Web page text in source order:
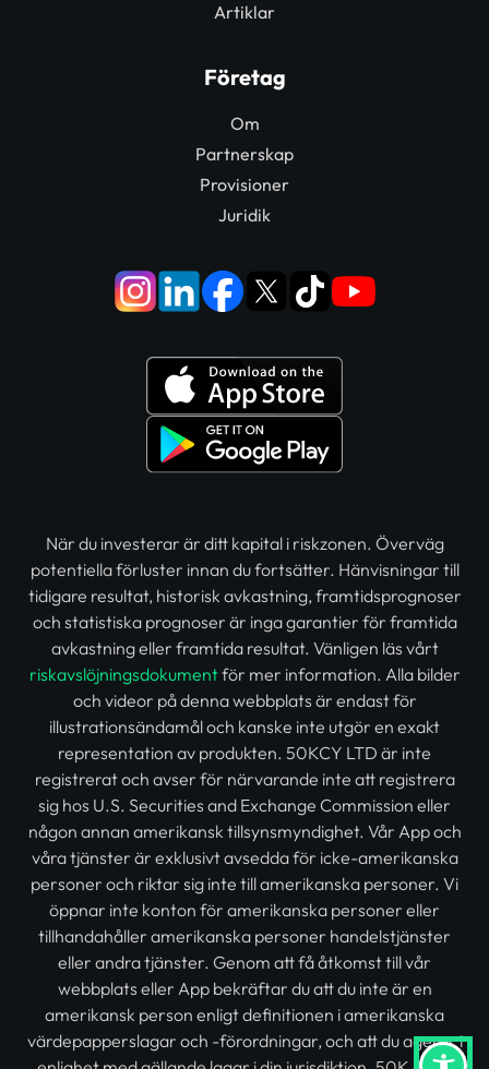
Artiklar
Företag
Om
Partnerskap
Provisioner
Juridik
När du investerar är ditt kapital i riskzonen. Överväg
potentiella förluster innan du fortsätter. Hänvisningar till
tidigare resultat, historisk avkastning, framtidsprognoser
och statistiska prognoser är inga garantier för framtida
avkastning eller framtida resultat. Vänligen läs vårt
riskavslöjningsdokumentför mer information. Alla bilder
och videor på denna webbplats är endast för
illustrationsändamål och kanske inte utgör en exakt
representation av produkten. 50KCY LTD är inte
registrerat och avser för närvarande inte att registrera
sig hos U.S. Securities and Exchange Commission eller
någon annan amerikansk tillsynsmyndighet. Vår App och
våra tjänster är exklusivt avsedda för icke-amerikanska
personer och riktar sig inte till amerikanska personer. Vi
öppnar inte konton för amerikanska personer eller
tillhandahåller amerikanska personer handelstjänster
eller andra tjänster. Genom att få åtkomst till vår
webbplats eller App bekräftar du att du inte är en
amerikansk person enligt definitionen i amerikanska
värdepapperslagar och -förordningar, och att du agerar i